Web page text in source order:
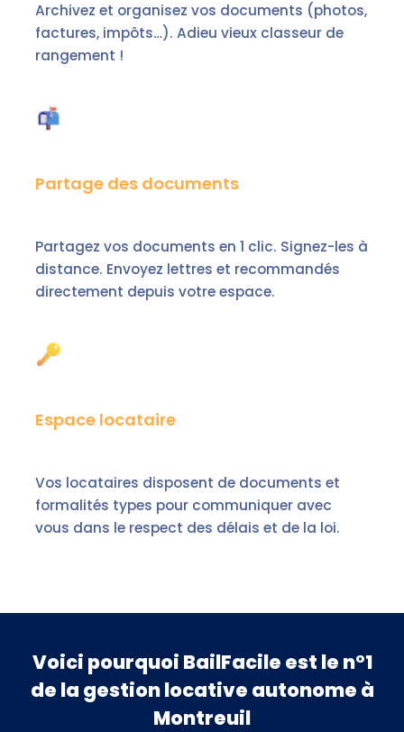
Archivez et organisez vos documents (photos,
factures, impôts…). Adieu vieux classeur de
rangement !
Partage des documents
Partagez vos documents en 1 clic. Signez-les à
distance. Envoyez lettres et recommandés
directement depuis votre espace.
Espace locataire
Vos locataires disposent de documents et
formalités types pour communiquer avec
vous dans le respect des délais et de la loi.
Voici pourquoi BailFacile est le n°1
de la gestion locative autonome à
Montreuil